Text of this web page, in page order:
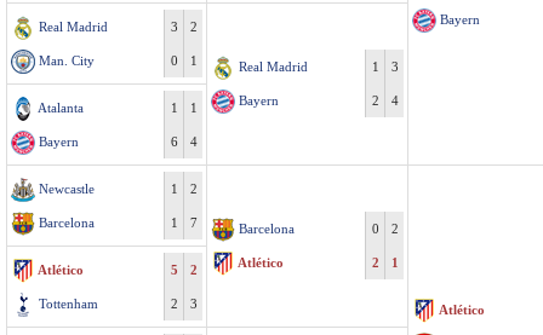
Bayern
Real Madrid 2
3
Man. City 1
0 Real Madrid 3
1
Bayern 4
2
Atalanta 1
1
Bayern 4
6
Newcastle 2
1
Barcelona 7
1 Barcelona 2
0
Atlético 1
2
Atlético
Atlético 2
5
Tottenham 3
2